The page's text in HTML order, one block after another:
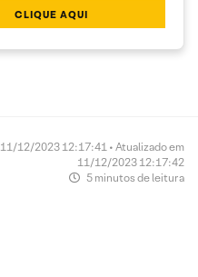
CLIQUE AQUI
11/12/2023 12:17:41 • Atualizado em
11/12/2023 12:17:42
5 minutos de leitura